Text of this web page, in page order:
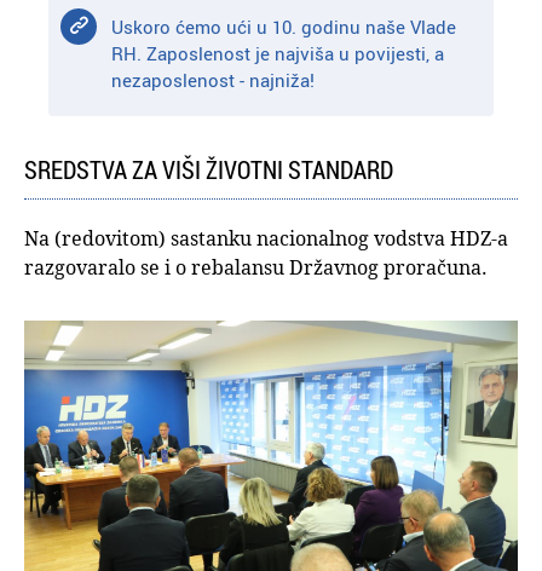
Uskoro ćemo ući u 10. godinu naše Vlade
RH. Zaposlenost je najviša u povijesti, a
nezaposlenost - najniža!
SREDSTVA ZA VIŠI ŽIVOTNI STANDARD
Na (redovitom) sastanku nacionalnog vodstva HDZ-a
razgovaralo se i o rebalansu Državnog proračuna.